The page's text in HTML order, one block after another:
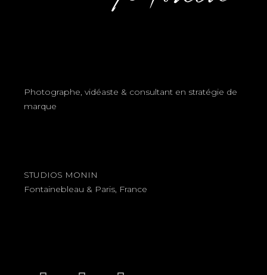
Photographe, vidéaste & consultant en stratégie de
marque
STUDIOS MONIN
Fontainebleau & Paris, France